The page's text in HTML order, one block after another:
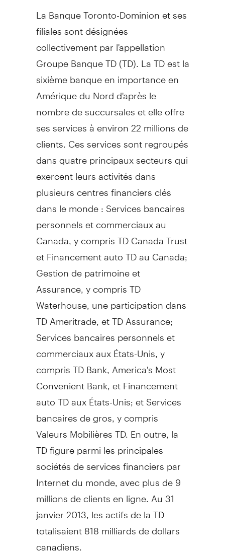
La Banque Toronto-Dominion et ses
filiales sont désignées
collectivement par l'appellation
Groupe Banque TD (TD). La TD est la
sixième banque en importance en
Amérique du Nord d'après le
nombre de succursales et elle offre
ses services à environ 22 millions de
clients. Ces services sont regroupés
dans quatre principaux secteurs qui
exercent leurs activités dans
plusieurs centres financiers clés
dans le monde : Services bancaires
personnels et commerciaux au
Canada, y compris TD Canada Trust
et Financement auto TD au Canada;
Gestion de patrimoine et
Assurance, y compris TD
Waterhouse, une participation dans
TD Ameritrade, et TD Assurance;
Services bancaires personnels et
commerciaux aux États-Unis, y
compris TD Bank, America's Most
Convenient Bank, et Financement
auto TD aux États-Unis; et Services
bancaires de gros, y compris
Valeurs Mobilières TD. En outre, la
TD figure parmi les principales
sociétés de services financiers par
Internet du monde, avec plus de 9
millions de clients en ligne. Au 31
janvier 2013, les actifs de la TD
totalisaient 818 milliards de dollars
canadiens.